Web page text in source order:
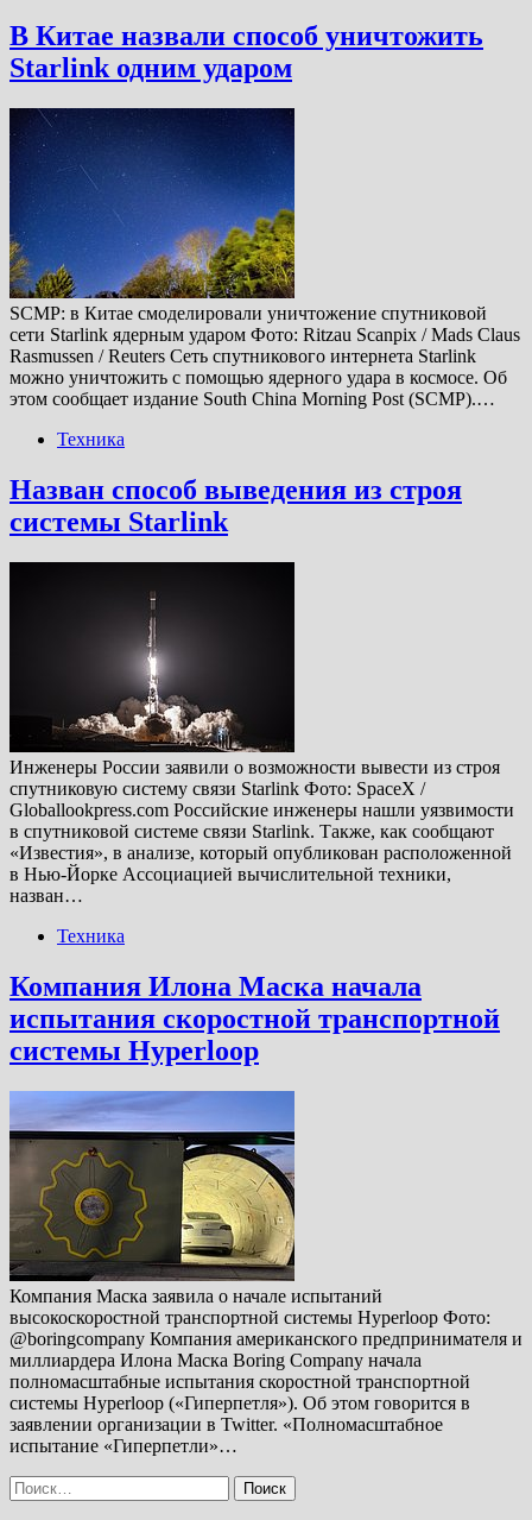
В Китае назвали способ уничтожить
Starlink одним ударом
SCMP: в Китае смоделировали уничтожение спутниковой
сети Starlink ядерным ударом Фoто: Ritzau Scanpix / Mads Claus
Rasmussen / Reuters Сеть спутникового интернета Starlink
можно уничтожить с помощью ядерного удара в космосе. Об
этом сообщает издание South China Morning Post (SCMP).…
Техника
Назван способ выведения из строя
системы Starlink
Инженеры России заявили о возможности вывести из строя
спутниковую систему связи Starlink Фото: SpaceX /
Globallookpress.com Российские инженеры нашли уязвимости
в спутниковой системе связи Starlink. Также, как сообщают
«Известия», в анализе, который опубликован расположенной
в Нью-Йорке Ассоциацией вычислительной техники,
назван…
Техника
Компания Илона Маска начала
испытания скоростной транспортной
системы Hyperloop
Компания Маска заявила о начале испытаний
высокоскоростной транспортной системы Hyperloop Фото:
@boringcompany Компания американского предпринимателя и
миллиардера Илона Маска Boring Company начала
полномасштабные испытания скоростной транспортной
системы Hyperloop («Гиперпетля»). Об этом говорится в
заявлении организации в Twitter. «Полномасштабное
испытание «Гиперпетли»…
Найти: